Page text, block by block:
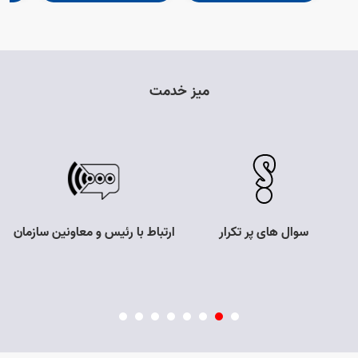
میز خدمت
سوال های پر تکرار ارتباط با رئیس و معاونین سازمان